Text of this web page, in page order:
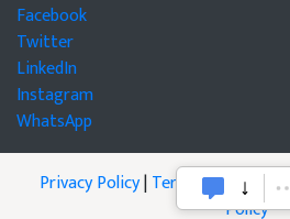
Facebook
Twitter
LinkedIn
Instagram
WhatsApp
Privacy Policy|Terms of Service|
Policy